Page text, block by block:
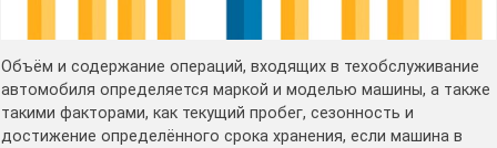
Объём и содержание операций, входящих в техобслуживание
автомобиля определяется маркой и моделью машины, а также
такими факторами, как текущий пробег, сезонность и
достижение определённого срока хранения, если машина в